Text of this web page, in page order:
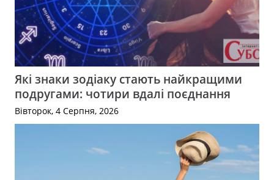
Які знаки зодіаку стають найкращими
подругами: чотири вдалі поєднання
Вівторок, 4 Серпня, 2026